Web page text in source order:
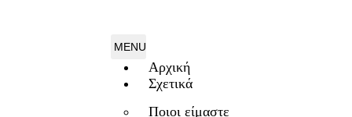
Αρχική
Σχετικά
Ποιοι είμαστε